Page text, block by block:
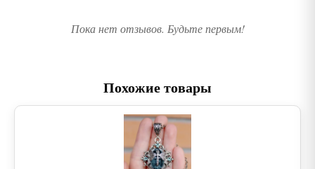
Пока нет отзывов. Будьте первым!
Похожие товары